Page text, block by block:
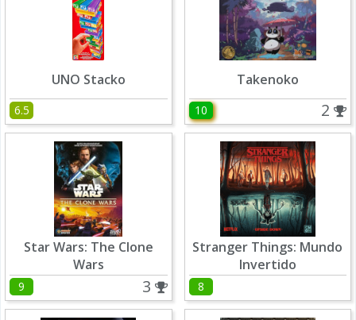
UNO Stacko
6.5
Takenoko
10 2
Star Wars: The Clone
Wars
9 3
Stranger Things: Mundo
Invertido
8